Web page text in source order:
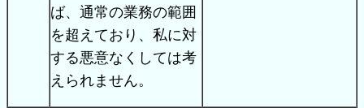
ば、通常の業務の範囲
を超えており、私に対
する悪意なくしては考
えられません。